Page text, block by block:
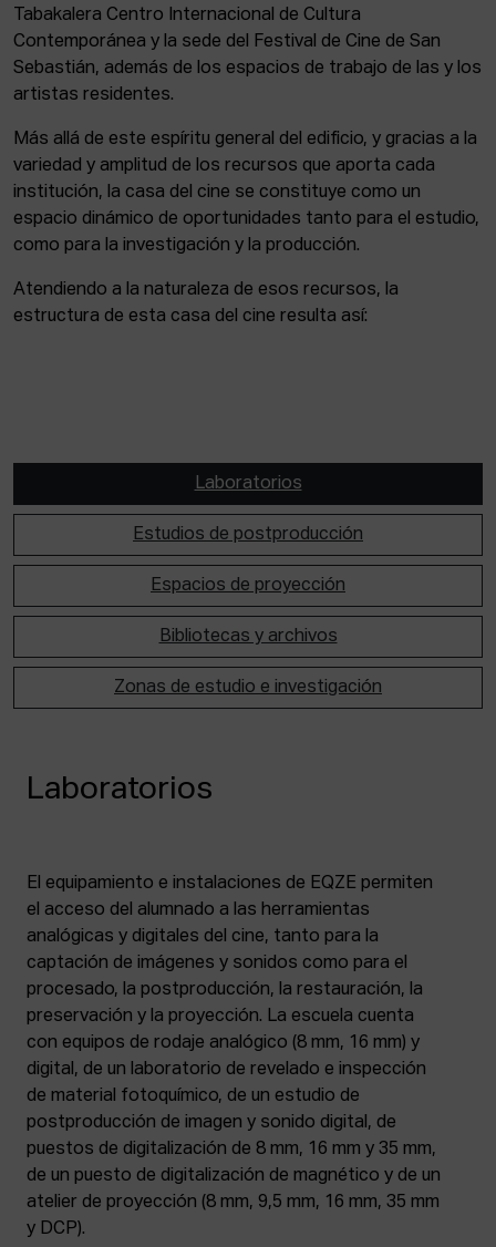
Tabakalera Centro Internacional de Cultura
Contemporánea y la sede del Festival de Cine de San
Sebastián, además de los espacios de trabajo de las y los
artistas residentes.
Más allá de este espíritu general del edificio, y gracias a la
variedad y amplitud de los recursos que aporta cada
institución, la casa del cine se constituye como un
espacio dinámico de oportunidades tanto para el estudio,
como para la investigación y la producción.
Atendiendo a la naturaleza de esos recursos, la
estructura de esta casa del cine resulta así:
Laboratorios
Estudios de postproducción
Espacios de proyección
Bibliotecas y archivos
Zonas de estudio e investigación
Laboratorios
El equipamiento e instalaciones de EQZE permiten
el acceso del alumnado a las herramientas
analógicas y digitales del cine, tanto para la
captación de imágenes y sonidos como para el
procesado, la postproducción, la restauración, la
preservación y la proyección. La escuela cuenta
con equipos de rodaje analógico (8 mm, 16 mm) y
digital, de un laboratorio de revelado e inspección
de material fotoquímico, de un estudio de
postproducción de imagen y sonido digital, de
puestos de digitalización de 8 mm, 16 mm y 35 mm,
de un puesto de digitalización de magnético y de un
atelier de proyección (8 mm, 9,5 mm, 16 mm, 35 mm
y DCP).